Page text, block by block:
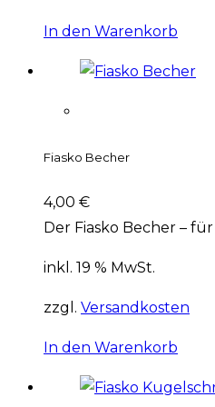
In den Warenkorb
Fiasko Becher
4,00 €
Der Fiasko Becher –
inkl. 19 % MwSt.
zzgl. Versandkosten
In den Warenkorb